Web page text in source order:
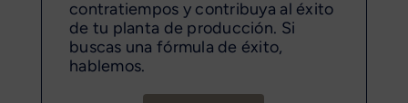
contratiempos y contribuya al éxito
de tu planta de producción. Si
buscas una fórmula de éxito,
hablemos.